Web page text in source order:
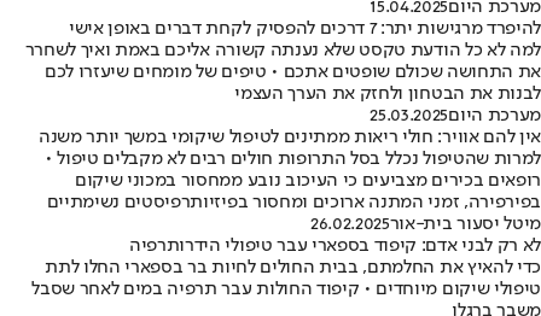
מערכת היום15.04.2025
להיפרד מרגישות יתר: 7 דרכים להפסיק לקחת דברים באופן אישי
למה לא כל הודעת טקסט שלא נענתה קשורה אליכם באמת ואיך לשחרר
את התחושה שכולם שופטים אתכם • טיפים של מומחים שיעזרו לכם
לבנות את הבטחון ולחזק את הערך העצמי
מערכת היום25.03.2025
אין להם אוויר: חולי ריאות ממתינים לטיפול שיקומי במשך יותר משנה
למרות שהטיפול נכלל בסל התרופות חולים רבים לא מקבלים טיפול •
רופאים בכירים מצביעים כי העיכוב נובע ממחסור במכוני שיקום
בפירפירה, זמני המתנה ארוכים ומחסור בפיזיותרפיסטים נשימתיים
מיטל יסעור בית-אור26.02.2025
לא רק לבני אדם: קיפוד בספארי עבר טיפולי הידרותרפיה
כדי להאיץ את החלמתם, בבית החולים לחיות בר בספארי החלו לתת
טיפולי שיקום מיוחדים • קיפוד החולות עבר תרפיה במים לאחר שסבל
משבר ברגלו